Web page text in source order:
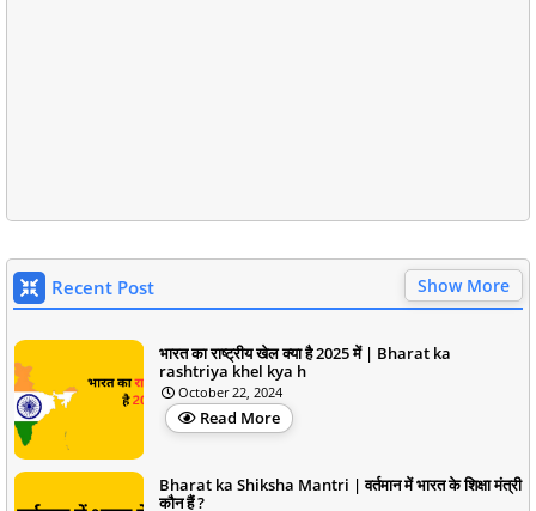
Recent Post Show More
भारत का राष्ट्रीय खेल क्या है 2025 में | Bharat ka
rashtriya khel kya h
October 22, 2024
Read More
Bharat ka Shiksha Mantri | वर्तमान में भारत के शिक्षा मंत्री
कौन हैं ?